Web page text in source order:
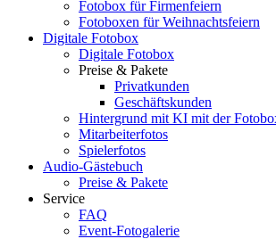
Fotobox für Firmenfeiern
Fotoboxen für Weihnachtsfeiern
Digitale Fotobox
Digitale Fotobox
Preise & Pakete
Privatkunden
Geschäftskunden
Hintergrund mit KI mit der
Mitarbeiterfotos
Spielerfotos
Audio-Gästebuch
Preise & Pakete
Service
FAQ
Event-Fotogalerie